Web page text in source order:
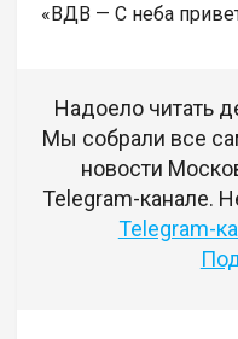
«ВДВ — С неба
Надоело читать
Мы собрали все
новости
Telegram-канале.
Telegram-